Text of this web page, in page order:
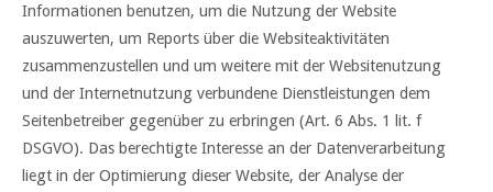
Informationen benutzen, um die Nutzung der Website
auszuwerten, um Reports über die Websiteaktivitäten
zusammenzustellen und um weitere mit der Websitenutzung
und der Internetnutzung verbundene Dienstleistungen dem
Seitenbetreiber gegenüber zu erbringen (Art. 6 Abs. 1 lit. f
DSGVO). Das berechtigte Interesse an der Datenverarbeitung
liegt in der Optimierung dieser Website, der Analyse der